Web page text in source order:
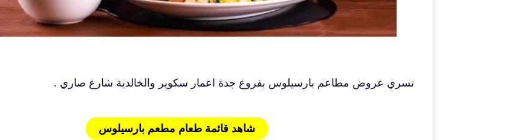
تسري عروض مطاعم بارسيلوس بفروع جدة اعمار سكوير والخالدية شارع صاري .
شاهد قائمة طعام مطعم بارسيلوس